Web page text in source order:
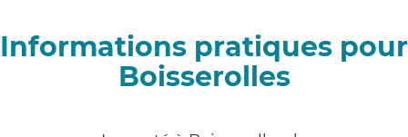
Informations pratiques pour
Boisserolles